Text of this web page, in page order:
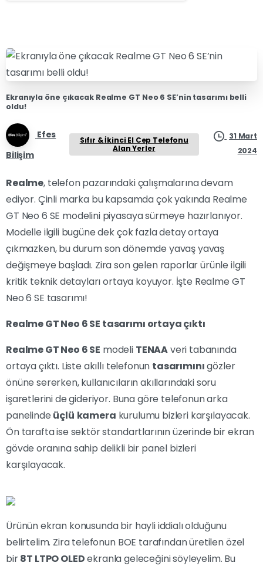
Ekranıyla öne çıkacak Realme GT Neo 6 SE’nin tasarımı belli
oldu!
Efes
Bilişim
Sıfır & İkinci El Cep Telefonu
Alan Yerler
31 Mart
2024
Realme, telefon pazarındaki çalışmalarına devam
ediyor. Çinli marka bu kapsamda çok yakında Realme
GT Neo 6 SE modelini piyasaya sürmeye hazırlanıyor.
Modelle ilgili bugüne dek çok fazla detay ortaya
çıkmazken, bu durum son dönemde yavaş yavaş
değişmeye başladı. Zira son gelen raporlar ürünle ilgili
kritik teknik detayları ortaya koyuyor. İşte Realme GT
Neo 6 SE tasarımı!
Realme GT Neo 6 SE tasarımı ortaya çıktı
Realme GT Neo 6 SE modeli TENAAveri tabanında
ortaya çıktı. Liste akıllı telefonun tasarımınıgözler
önüne sererken, kullanıcıların akıllarındaki soru
işaretlerini de gideriyor. Buna göre telefonun arka
panelinde üçlü kamera kurulumu bizleri karşılayacak.
Ön tarafta ise sektör standartlarının üzerinde bir ekran
gövde oranına sahip delikli bir panel bizleri
karşılayacak.
Ürünün ekran konusunda bir hayli iddialı olduğunu
belirtelim. Zira telefonun BOE tarafından üretilen özel
bir8T LTPO OLEDekranla geleceğini söyleyelim. Bu